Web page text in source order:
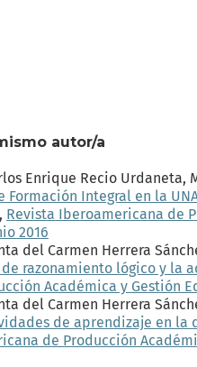
autor/a
Enrique Recio Urdaneta,
Formación Integral en la
, Revista Iberoamericana de
2016
del Carmen Herrera
de razonamiento lógico y la
Académica y Gestión
del Carmen Herrera
de aprendizaje en la
de Producción